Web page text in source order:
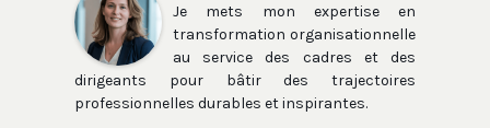
Je mets mon expertise en
transformation organisationnelle
au service des cadres et des
dirigeants pour bâtir des trajectoires
professionnelles durables et inspirantes.